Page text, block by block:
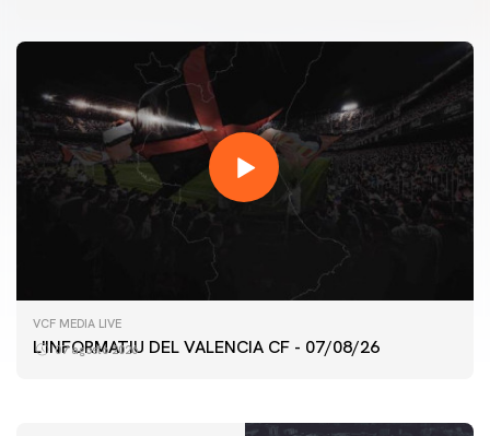
VCF MEDIA LIVE
L'INFORMATIU DEL VALENCIA CF - 07/08/26
07 agosto 2026
PRIMER EQUIPO
ENTRENAMIENTO DEL VALENCIA CF 7/8/2026